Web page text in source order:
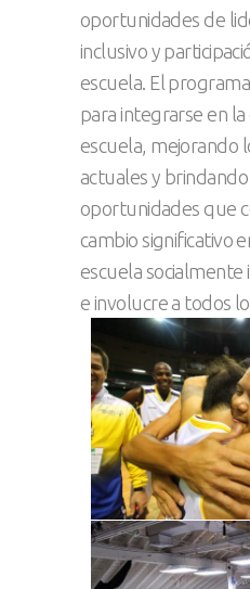
oportunidades de
inclusivo y
escuela. El
para integrarse en
escuela, mejorando
actuales y brindando
oportunidades que
cambio significativo
escuela socialmente
e involucre a todos